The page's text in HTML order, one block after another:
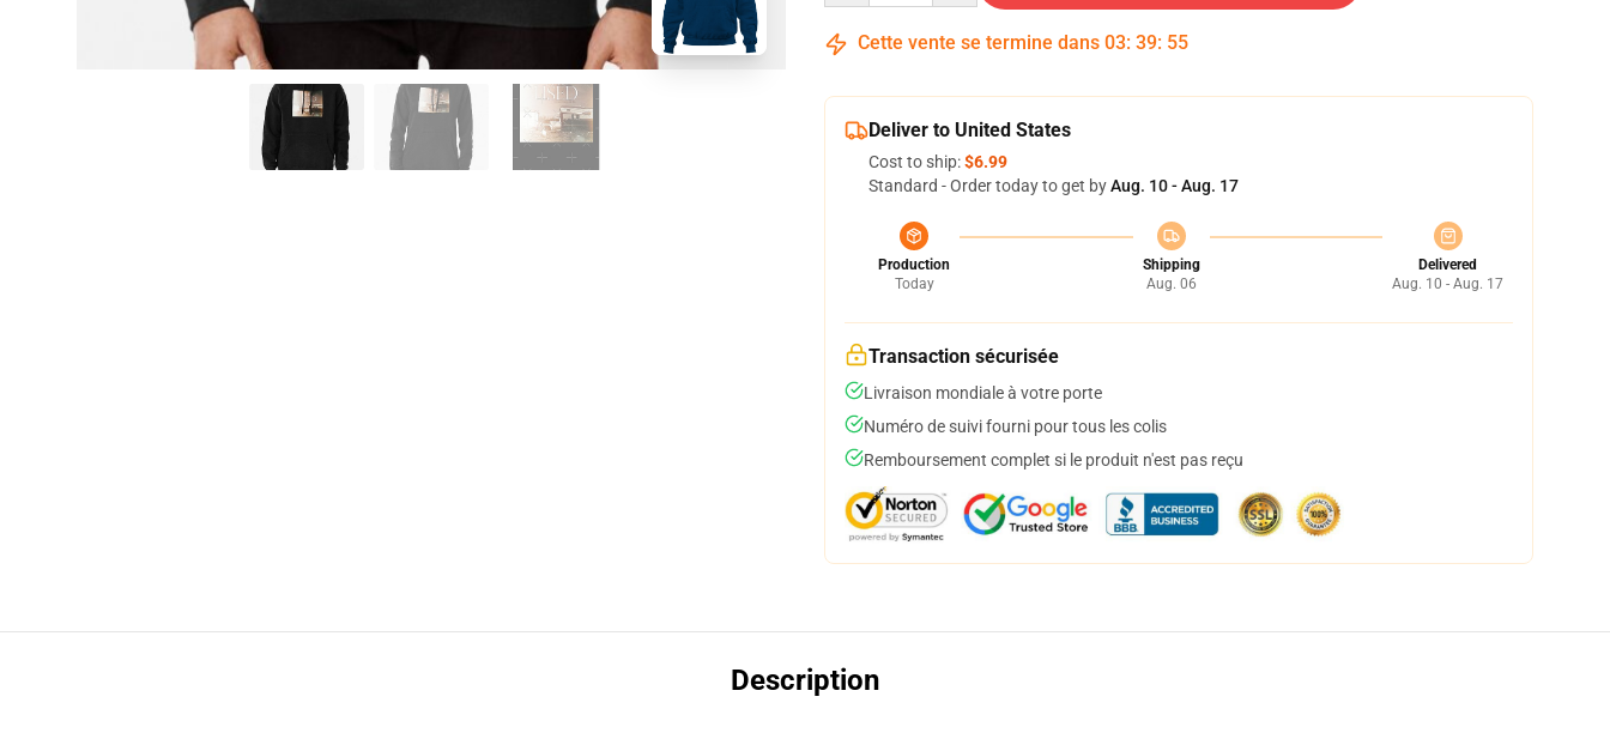
Cette vente se termine dans 03: 39: 54
Deliver to United States
Cost to ship:$6.99
Standard - Order today to get byAug. 10 - Aug. 17
Production
Today
Shipping
Aug. 06
Delivered
Aug. 10 - Aug. 17
Transaction sécurisée
Livraison mondiale à votre porte
Numéro de suivi fourni pour tous les colis
Remboursement complet si le produit n'est pas reçu
Description